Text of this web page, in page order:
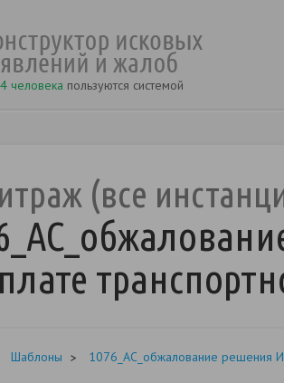
человека пользуются системой
(все
Шаблоны 1076_АС_обжалование решения